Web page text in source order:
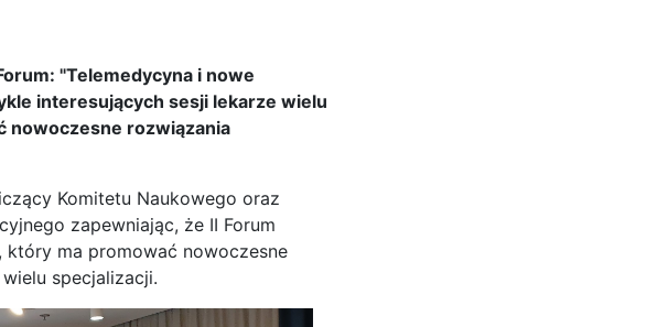
"Telemedycyna i nowe
interesujących sesji lekarze wielu
nowoczesne rozwiązania
Komitetu Naukowego oraz
zapewniając, że II Forum
który ma promować nowoczesne
specjalizacji.